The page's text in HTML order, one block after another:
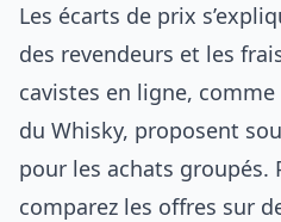
Les écarts de prix
des revendeurs et les
cavistes en ligne,
du Whisky, proposent
pour les achats groupés.
comparez les offres sur